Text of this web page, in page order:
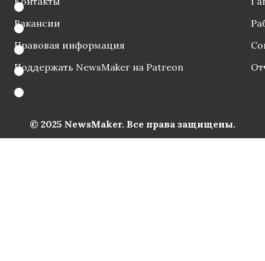
Вакансии
Правовая информация
Поддержать NewsMaker на Patreon
© 2025 NewsMaker. Все права защищены.